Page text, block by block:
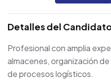
Detalles del
Profesional con amplia
almacenes, organización
de procesos logísticos.